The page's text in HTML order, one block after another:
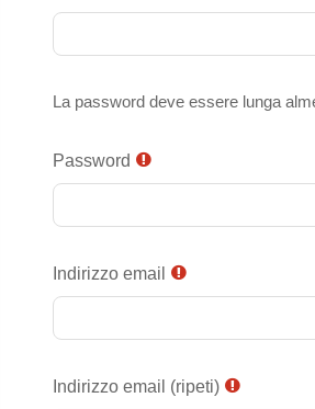
La password deve essere lunga
Password
Indirizzo email
Indirizzo email (ripeti)